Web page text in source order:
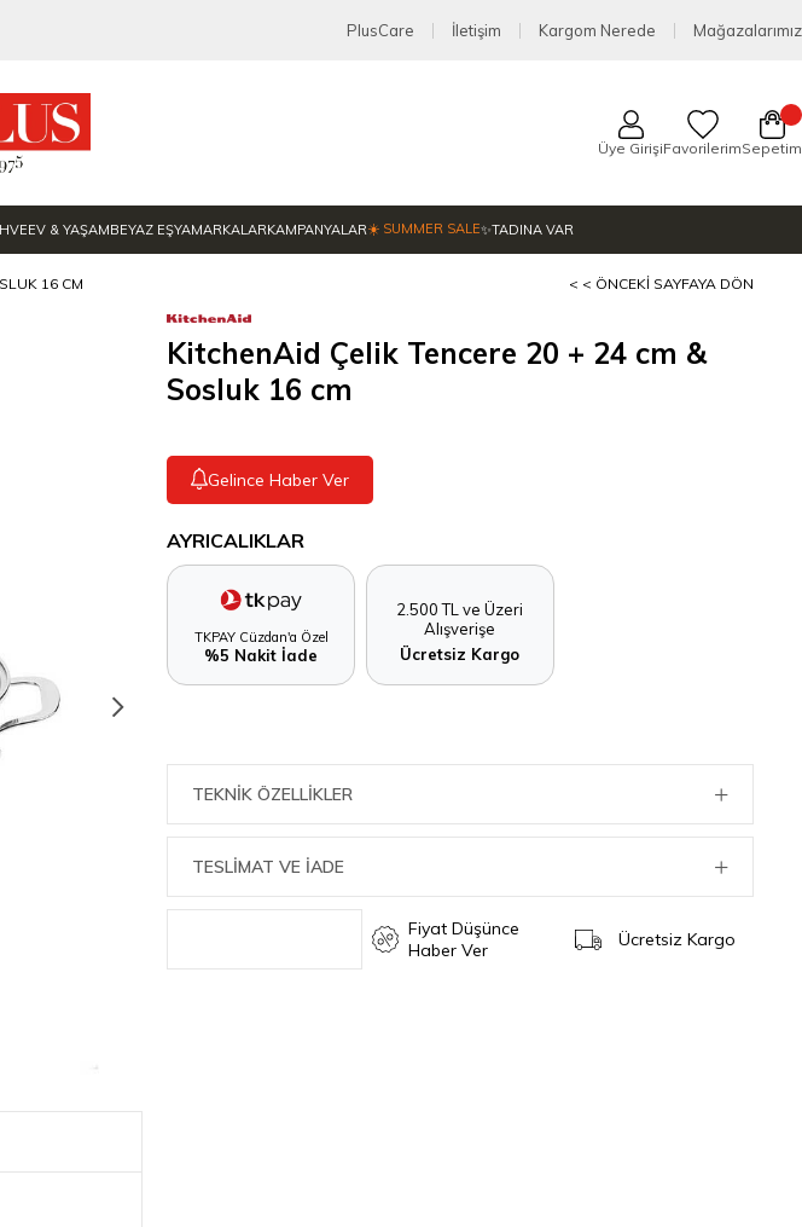
PlusCare İletişim Kargom Nerede Mağazalarımız
Üye GirişiFavorilerimSepetim
EV & YAŞAMBEYAZ EŞYAMARKALARKAMPANYALAR☀️ SUMMER SALE✨TADINA VAR
16 CM < < ÖNCEKI SAYFAYA DÖN
KitchenAid Çelik Tencere 20 + 24 cm &
Sosluk 16 cm
Gelince Haber Ver
AYRICALIKLAR
TKPAY Cüzdan'a Özel
%5 Nakit İade
2.500 TL ve Üzeri
Alışverişe
Ücretsiz Kargo
TEKNIK ÖZELLIKLER
TESLİMAT VE İADE
Fiyat Düşünce
Haber Ver
Ücretsiz Kargo